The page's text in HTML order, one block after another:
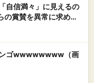
自信満々」に見えるの
賞賛を異常に求める
ンゴwwwwwwww（画